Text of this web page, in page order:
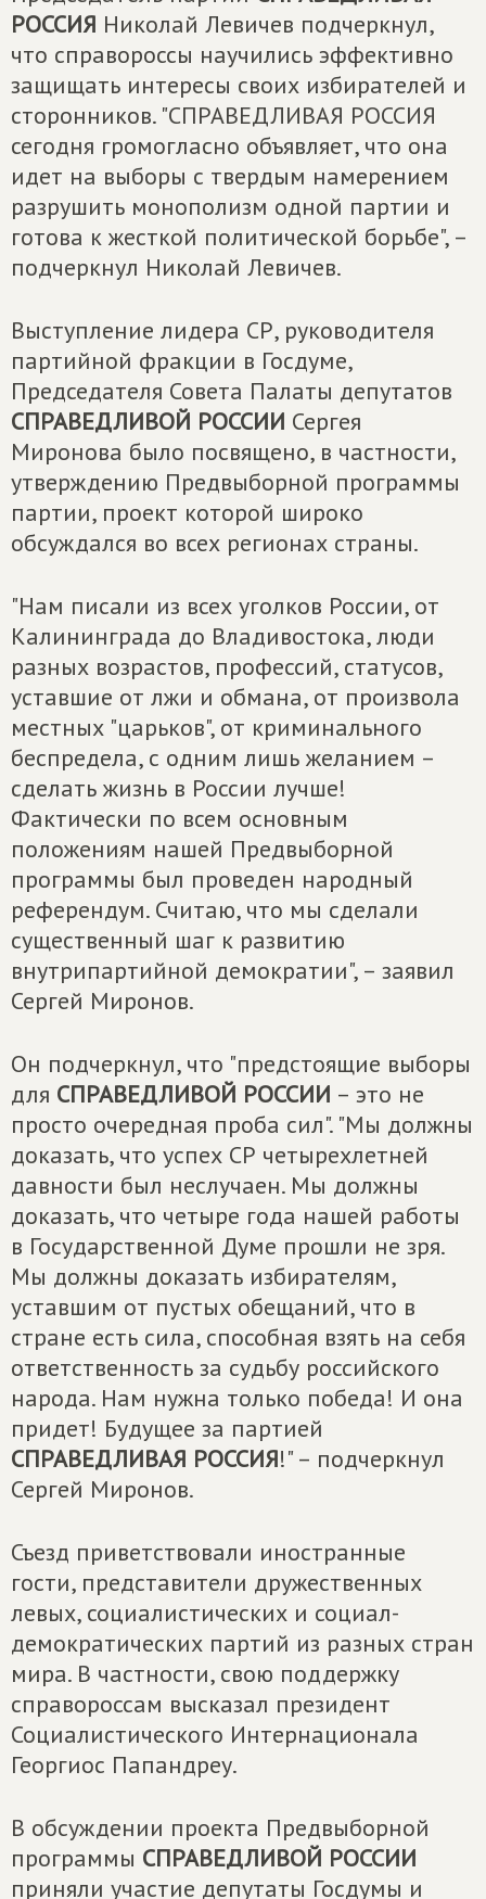
РОССИЯ Николай Левичев подчеркнул,
что справороссы научились эффективно
защищать интересы своих избирателей и
сторонников. "СПРАВЕДЛИВАЯ РОССИЯ
сегодня громогласно объявляет, что она
идет на выборы с твердым намерением
разрушить монополизм одной партии и
готова к жесткой политической борьбе", –
подчеркнул Николай Левичев.
Выступление лидера СР, руководителя
партийной фракции в Госдуме,
Председателя Совета Палаты депутатов
СПРАВЕДЛИВОЙ РОССИИ Сергея
Миронова было посвящено, в частности,
утверждению Предвыборной программы
партии, проект которой широко
обсуждался во всех регионах страны.
"Нам писали из всех уголков России, от
Калининграда до Владивостока, люди
разных возрастов, профессий, статусов,
уставшие от лжи и обмана, от произвола
местных "царьков", от криминального
беспредела, с одним лишь желанием –
сделать жизнь в России лучше!
Фактически по всем основным
положениям нашей Предвыборной
программы был проведен народный
референдум. Считаю, что мы сделали
существенный шаг к развитию
внутрипартийной демократии", – заявил
Сергей Миронов.
Он подчеркнул, что "предстоящие выборы
для СПРАВЕДЛИВОЙ РОССИИ – это не
просто очередная проба сил". "Мы должны
доказать, что успех СР четырехлетней
давности был неслучаен. Мы должны
доказать, что четыре года нашей работы
в Государственной Думе прошли не зря.
Мы должны доказать избирателям,
уставшим от пустых обещаний, что в
стране есть сила, способная взять на себя
ответственность за судьбу российского
народа. Нам нужна только победа! И она
придет! Будущее за партией
СПРАВЕДЛИВАЯ РОССИЯ!" – подчеркнул
Сергей Миронов.
Съезд приветствовали иностранные
гости, представители дружественных
левых, социалистических и социал-
демократических партий из разных стран
мира. В частности, свою поддержку
справороссам высказал президент
Социалистического Интернационала
Георгиос Папандреу.
В обсуждении проекта Предвыборной
программы СПРАВЕДЛИВОЙ РОССИИ
приняли участие депутаты Госдумы и